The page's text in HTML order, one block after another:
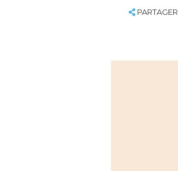
SHARE
PARTAGER